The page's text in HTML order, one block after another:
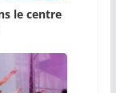
le centre